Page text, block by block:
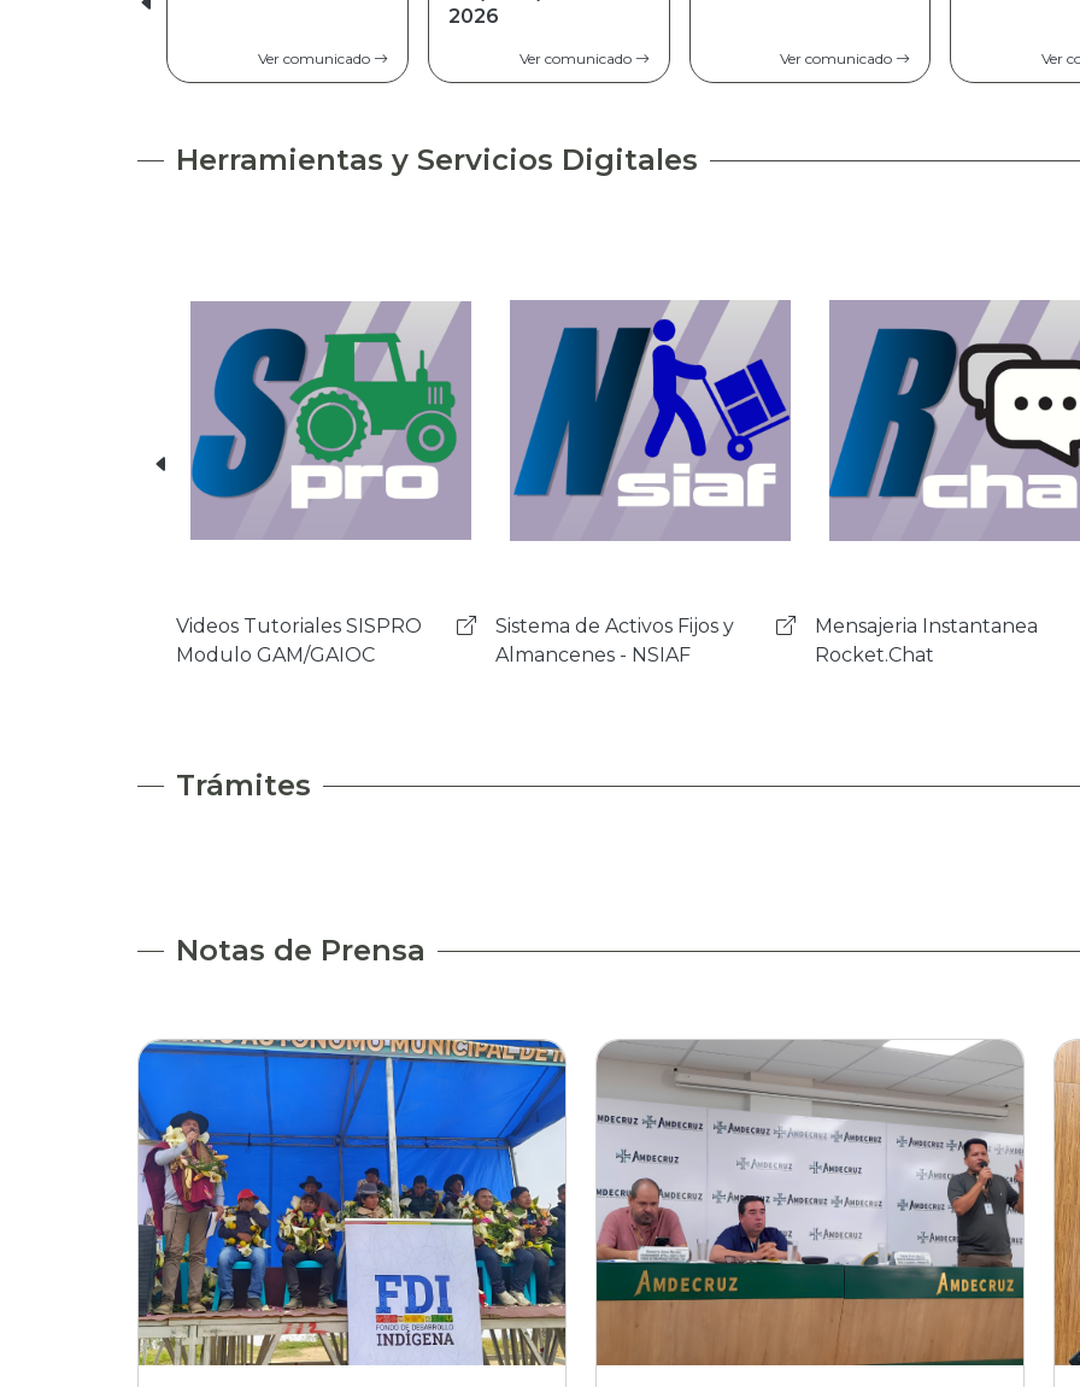
Ver comunicado Ver comunicado Ver comunicado Ver
Herramientas y Servicios Digitales
Sistema de Activos Fijos y
Almancenes - NSIAF
Mensajeria Instantanea
Rocket.Chat
Sistema de Gestión de
Correspondencia - SIGEC
Trámites
Notas de Prensa